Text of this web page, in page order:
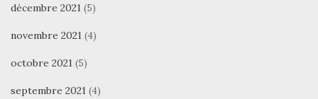
décembre 2021 (5)
novembre 2021 (4)
octobre 2021 (5)
septembre 2021 (4)